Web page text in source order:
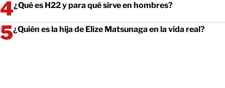
¿Qué es H22 y para qué sirve en hombres?
¿Quién es la hija de Elize Matsunaga en la vida real?